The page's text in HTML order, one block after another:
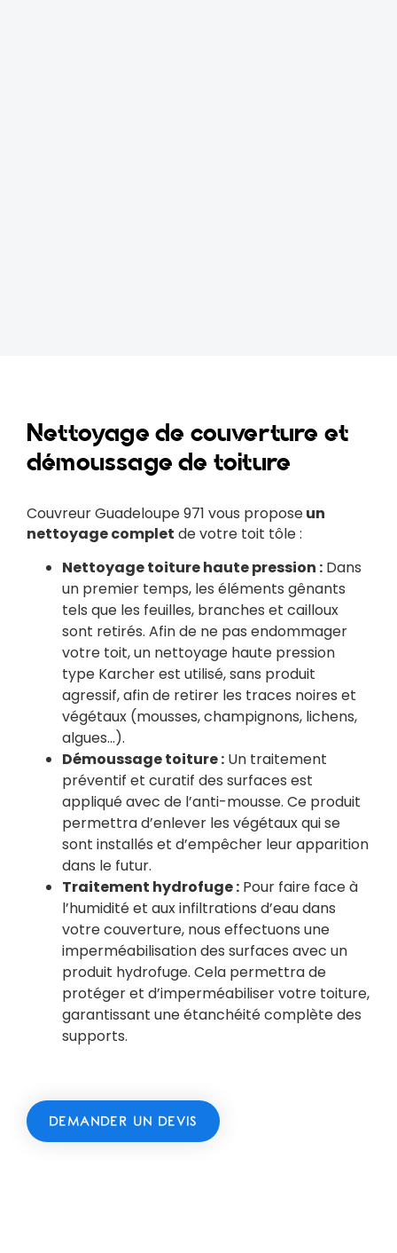
Nettoyage de couverture et
démoussage de toiture
Couvreur Guadeloupe 971 vous proposeun
nettoyage complet de votre toit tôle :
Nettoyage toiture haute pression : Dans
un premier temps, les éléments gênants
tels que les feuilles, branches et cailloux
sont retirés. Afin de ne pas endommager
votre toit, un nettoyage haute pression
type Karcher est utilisé, sans produit
agressif, afin de retirer les traces noires et
végétaux (mousses, champignons, lichens,
algues…).
Démoussage toiture : Un traitement
préventif et curatif des surfaces est
appliqué avec de l’anti-mousse. Ce produit
permettra d’enlever les végétaux qui se
sont installés et d’empêcher leur apparition
dans le futur.
Traitement hydrofuge : Pour faire face à
l’humidité et aux infiltrations d’eau dans
votre couverture, nous effectuons une
imperméabilisation des surfaces avec un
produit hydrofuge. Cela permettra de
protéger et d’imperméabiliser votre toiture,
garantissant une étanchéité complète des
supports.
DEMANDER UN DEVIS